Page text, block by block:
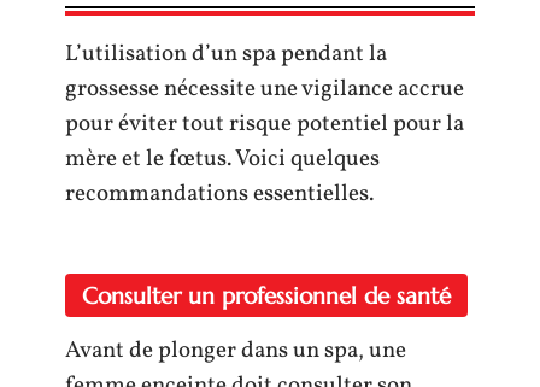
L’utilisation d’un spa pendant la
grossesse nécessite une vigilance accrue
pour éviter tout risque potentiel pour la
mère et le fœtus. Voici quelques
recommandations essentielles.
Consulter un professionnel de santé
Avant de plonger dans un spa, une